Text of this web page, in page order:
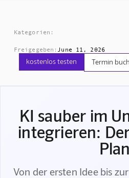
Kategorien:
Freigegeben: June 11, 2026
kostenlos testen Termin
KI sauber im
integrieren:
Plan
Von der ersten Idee bis